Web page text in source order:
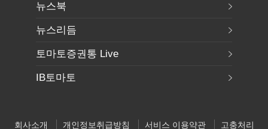
뉴스북
뉴스리듬
토마토증권통 Live
IB토마토
회사소개 개인정보취급방침 서비스 이용약관 고충처리